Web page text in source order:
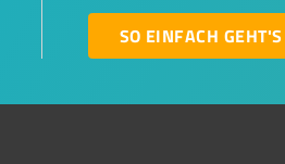
SO EINFACH GEHT'S